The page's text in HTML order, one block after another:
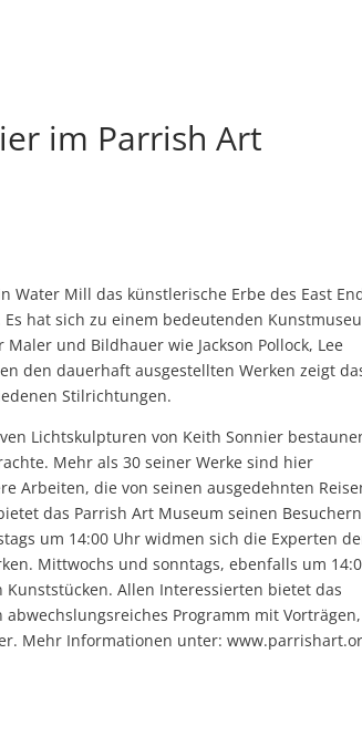
im Parrish Art
Water Mill das künstlerische Erbe des East
Es hat sich zu einem bedeutenden
und Bildhauer wie Jackson Pollock, Lee
den dauerhaft ausgestellten Werken zeigt
Stilrichtungen.
Lichtskulpturen von Keith Sonnier
Mehr als 30 seiner Werke sind hier
Arbeiten, die von seinen ausgedehnten
das Parrish Art Museum seinen Besuchern
um 14:00 Uhr widmen sich die Experten
Mittwochs und sonntags, ebenfalls um
Allen Interessierten bietet das
Programm mit Vorträgen,
Mehr Informationen unter: